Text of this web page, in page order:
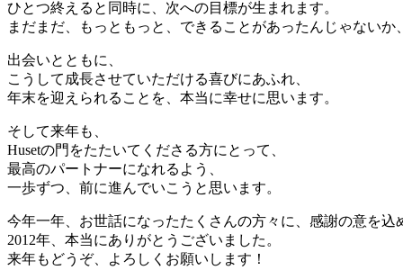
ひとつ終えると同時に、次への目標が生まれます。
まだまだ、もっともっと、できることがあったんじゃないか
出会いとともに、
こうして成長させていただける喜びにあふれ、
年末を迎えられることを、本当に幸せに思います。
そして来年も、
Husetの門をたたいてくださる方にとって、
最高のパートナーになれるよう、
一歩ずつ、前に進んでいこうと思います。
今年一年、お世話になったたくさんの方々に、感謝の意を込
2012年、本当にありがとうございました。
来年もどうぞ、よろしくお願いします！